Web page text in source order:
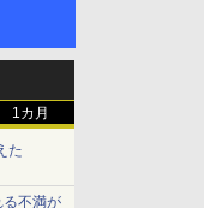
1カ月
た
不満が